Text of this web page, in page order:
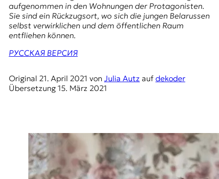
D
E
R
W
aufgenommen in den Wohnungen der Protagonisten.
Sie sind ein Rückzugsort, wo sich die jungen Belarussen
selbst verwirklichen und dem öffentlichen Raum
entfliehen können.
РУССКАЯ ВЕРСИЯ
Original 21. April 2021 von Julia Autz auf dekoder
Übersetzung 15. März 2021